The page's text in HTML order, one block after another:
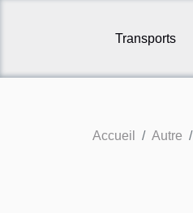
Transports
Accueil Autre